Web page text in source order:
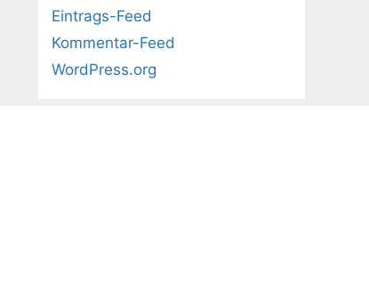
Eintrags-Feed
Kommentar-Feed
WordPress.org